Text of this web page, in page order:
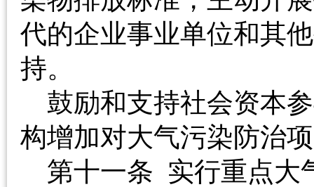
代的企业事业单位和其
持。
鼓励和支持社会资本
构增加对大气污染防
第十一条 实行重点大